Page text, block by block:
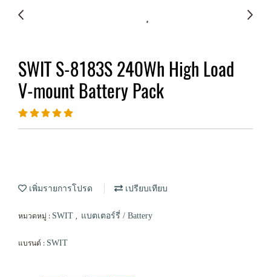
SWIT S-8183S 240Wh High Load
V-mount Battery Pack
เพิ่มรายการโปรด เปรียบเทียบ
หมวดหมู่ : SWIT , แบตเตอร์รี่ / Battery
แบรนด์ : SWIT